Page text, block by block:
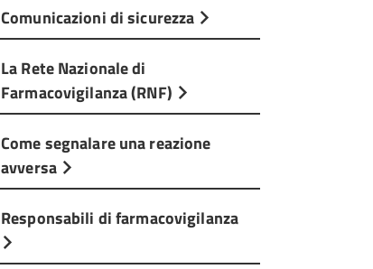
Comunicazioni di sicurezza
La Rete Nazionale di
Farmacovigilanza (RNF)
Come segnalare una reazione
avversa
Responsabili di farmacovigilanza